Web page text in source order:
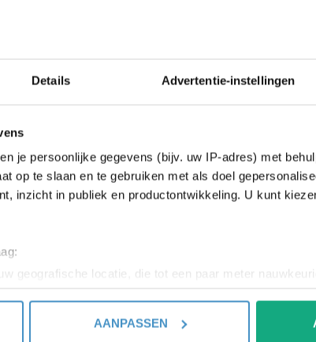
Details Advertentie-instellingen
je persoonlijke gegevens (bijv. uw IP-adres) met
op te slaan en te gebruiken met als doel
inzicht in publiek en productontwikkeling. U kunt
geografische locatie, die tot een paar meter
het actief te scannen op specifieke eigenschappen
of intrekken in de Cookieverklaring.
AANPASSEN